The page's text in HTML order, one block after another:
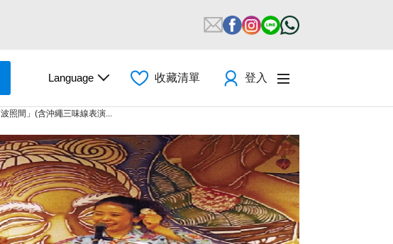
Language 收藏清單 登入
照間」(含沖繩三味線表演...